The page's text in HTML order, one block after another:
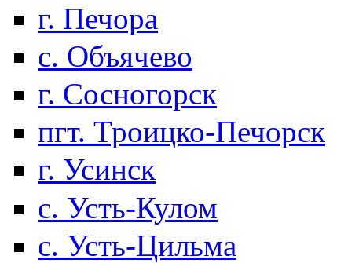
г. Печора
с. Объячево
г. Сосногорск
пгт. Троицко-Печорск
г. Усинск
с. Усть-Кулом
с. Усть-Цильма